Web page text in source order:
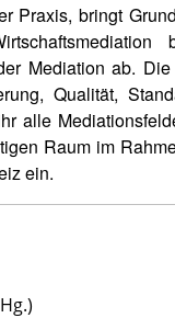
Praxis, bringt
Mediation ab.
Qualität,
alle
Raum im
ein.